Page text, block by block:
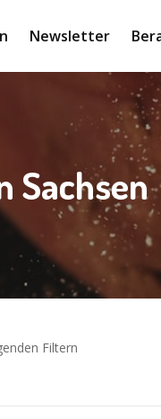
Newsletter
Sachsen
Filtern